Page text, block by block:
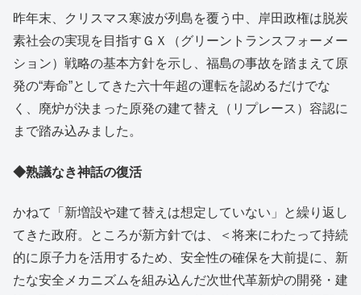
昨年末、クリスマス寒波が列島を覆う中、岸田政権は脱炭
素社会の実現を目指すＧＸ（グリーントランスフォーメー
ション）戦略の基本方針を示し、福島の事故を踏まえて原
発の“寿命”としてきた六十年超の運転を認めるだけでな
く、廃炉が決まった原発の建て替え（リプレース）容認に
まで踏み込みました。
◆熟議なき神話の復活
かねて「新増設や建て替えは想定していない」と繰り返し
てきた政府。ところが新方針では、＜将来にわたって持続
的に原子力を活用するため、安全性の確保を大前提に、新
たな安全メカニズムを組み込んだ次世代革新炉の開発・建